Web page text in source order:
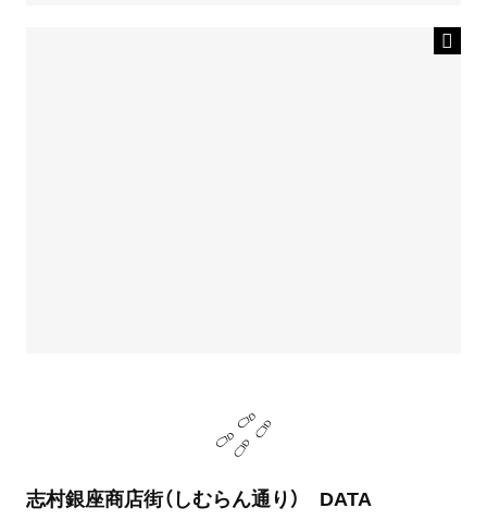
志村銀座商店街（しむらん通り） DATA